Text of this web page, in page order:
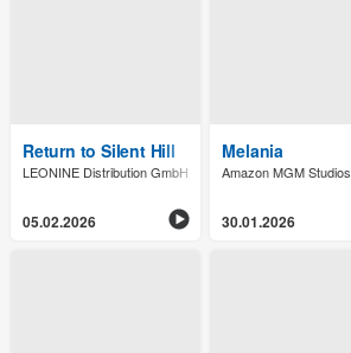
Return to Silent Hill
LEONINE Distribution GmbH
05.02.2026
Melania
Amazon MGM Studios
30.01.2026